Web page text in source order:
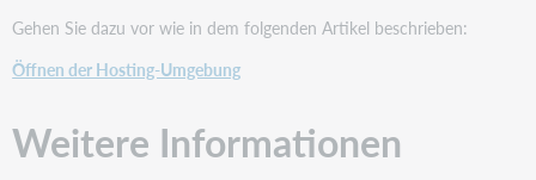
Gehen Sie dazu vor wie in dem folgenden Artikel beschrieben:
Öffnen der Hosting-Umgebung
Weitere Informationen